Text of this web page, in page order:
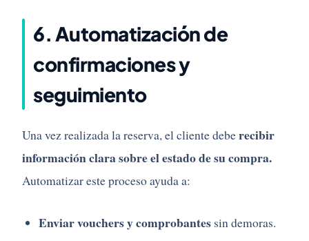
6. Automatización de
confirmaciones y
seguimiento
Una vez realizada la reserva, el cliente deberecibir
información clara sobre el estado de su compra.
Automatizar este proceso ayuda a:
Enviar vouchers y comprobantes sin demoras.